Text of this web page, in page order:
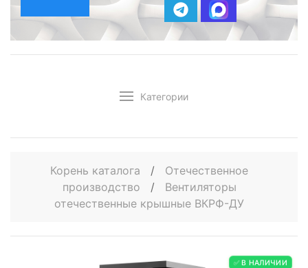
Категории
Корень каталога /
Отечественное
производство
/
Вентиляторы
отечественные крышные ВКРФ-ДУ
✅ В НАЛИЧИИ